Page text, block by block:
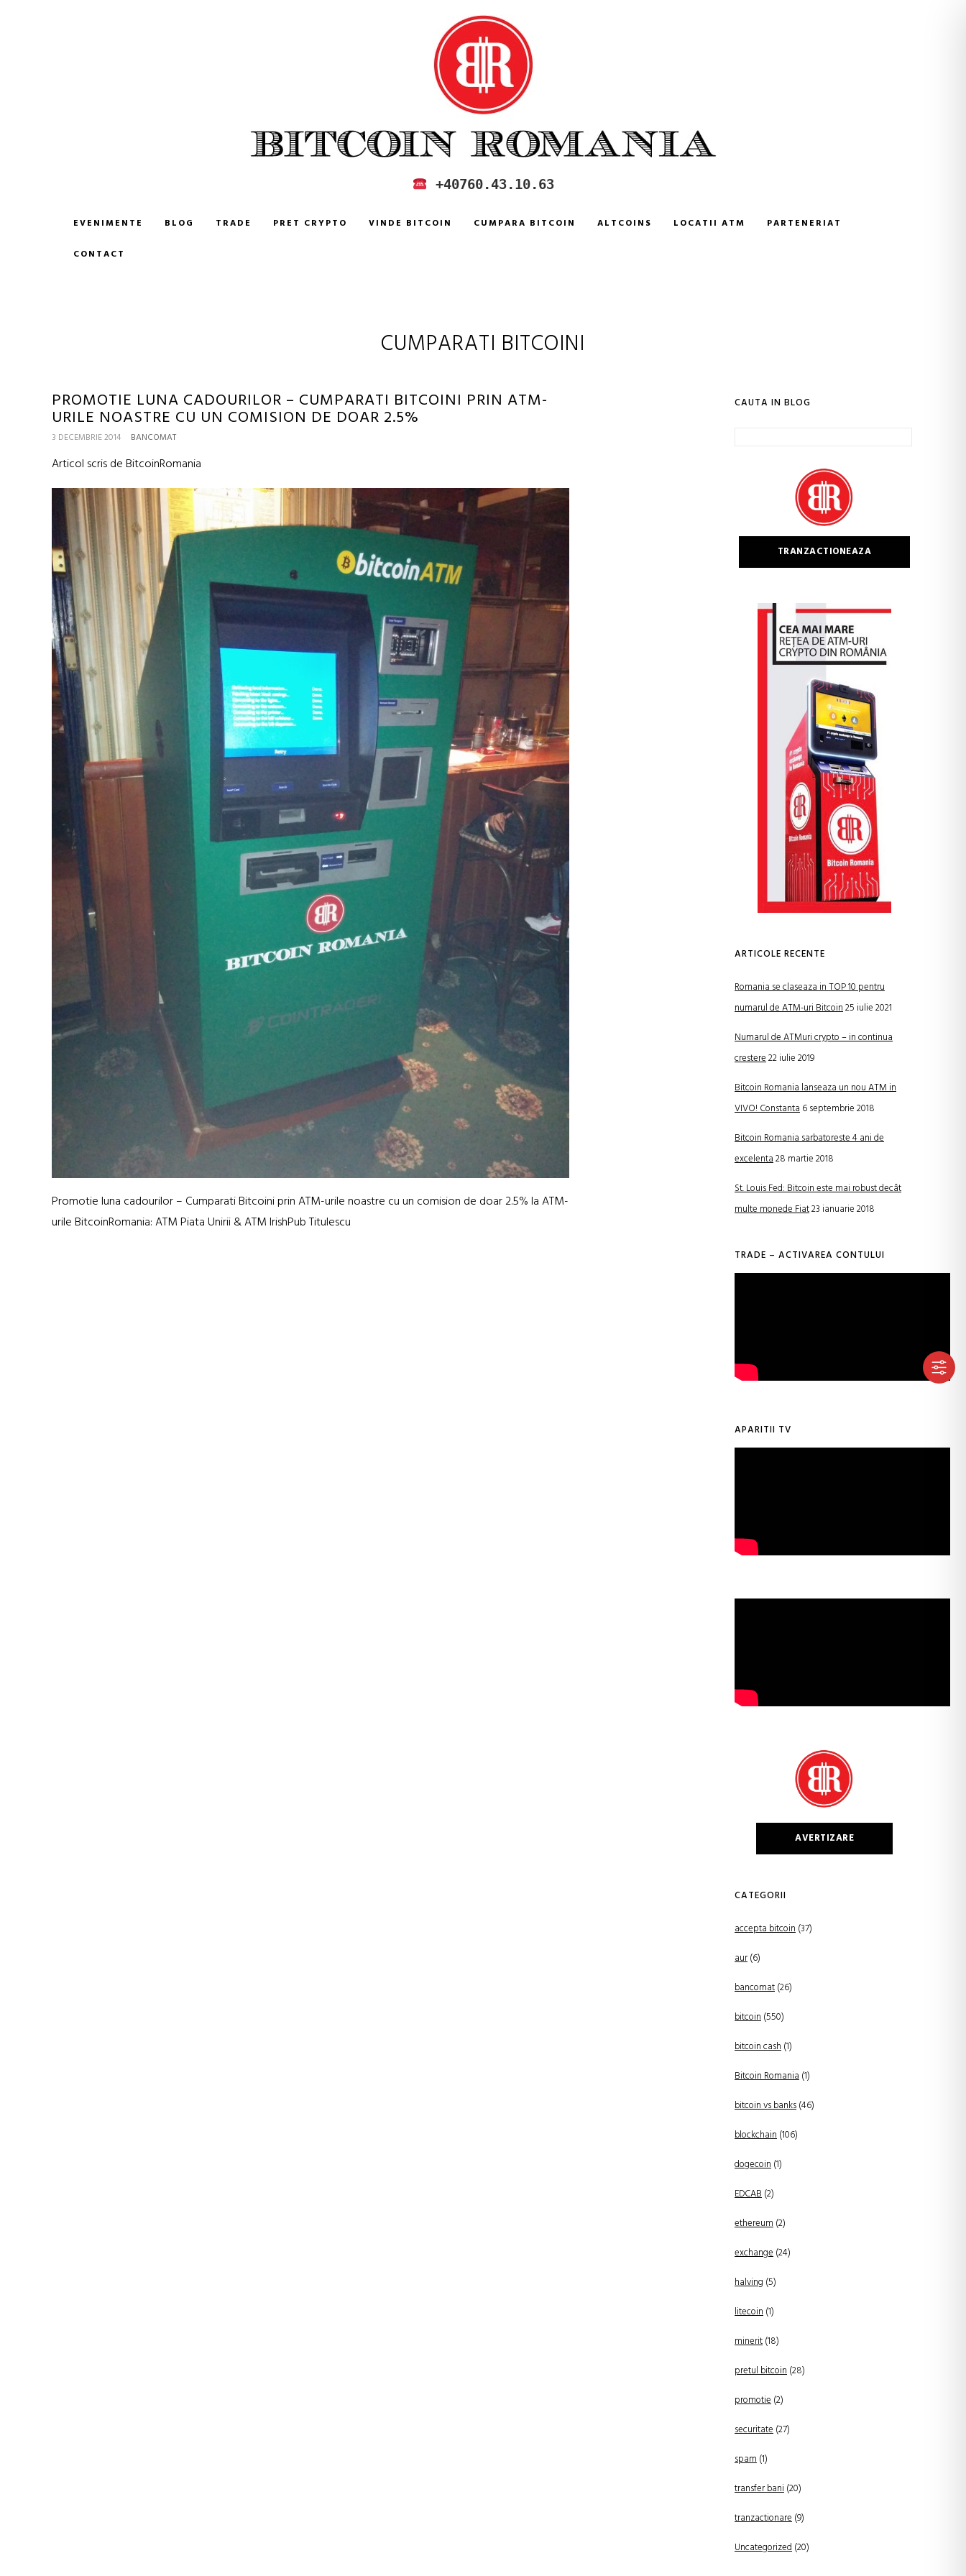
CUMPARA SI VINDE BITCOIN IN ROMANIA +40760.43.10.63
EVENIMENTE BLOG TRADE PRET CRYPTO VINDE BITCOIN CUMPARA BITCOIN ALTCOINS LOCATII ATM PARTENERIAT
CONTACT
CUMPARATI BITCOINI
PROMOTIE LUNA CADOURILOR – CUMPARATI BITCOINI PRIN ATM-
URILE NOASTRE CU UN COMISION DE DOAR 2.5%
3 DECEMBRIE 2014 BANCOMAT
Articol scris de BitcoinRomania
Promotie luna cadourilor – Cumparati Bitcoini prin ATM-urile noastre cu un comision de doar 2.5% la ATM-
urile BitcoinRomania: ATM Piata Unirii & ATM IrishPub Titulescu
CAUTA IN BLOG
TRANZACTIONEAZA
ARTICOLE RECENTE
Romania se claseaza in TOP 10 pentru
numarul de ATM-uri Bitcoin25 iulie 2021
Numarul de ATMuri crypto – in continua
crestere22 iulie 2019
Bitcoin Romania lanseaza un nou ATM in
VIVO! Constanta6 septembrie 2018
Bitcoin Romania sarbatoreste 4 ani de
excelenta28 martie 2018
St. Louis Fed: Bitcoin este mai robust decât
multe monede Fiat23 ianuarie 2018
TRADE – ACTIVAREA CONTULUI
APARITII TV
AVERTIZARE
CATEGORII
accepta bitcoin(37)
aur(6)
bancomat(26)
bitcoin(550)
bitcoin cash(1)
Bitcoin Romania(1)
bitcoin vs banks(46)
blockchain(106)
dogecoin(1)
EDCAB(2)
ethereum(2)
exchange(24)
halving (5)
litecoin(1)
minerit(18)
pretul bitcoin(28)
promotie(2)
securitate(27)
spam(1)
transfer bani(20)
tranzactionare(9)
Uncategorized(20)